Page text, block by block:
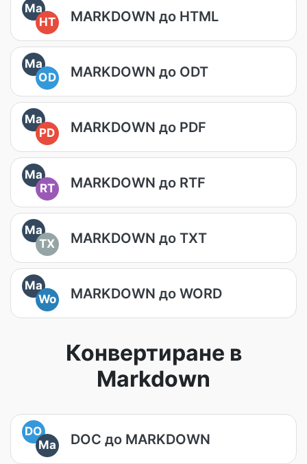
Ma
HT
MARKDOWN до HTML
Ma
OD
MARKDOWN до ODT
Ma
PD
MARKDOWN до PDF
Ma
RT
MARKDOWN до RTF
Ma
TX
MARKDOWN до TXT
Ma
Wo
MARKDOWN до WORD
Конвертиране в
Markdown
DO
Ma
DOC до MARKDOWN